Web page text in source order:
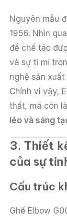
Nguyên mẫu
1956. Nhìn
để chế tác
và sự tỉ mỉ
nghệ sản
Chính vì vậy,
thất, mà còn là
léo và sáng
3. Thiết
của sự
Cấu trúc
Ghế Elbow